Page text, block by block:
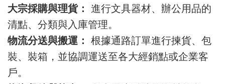
大宗採購與理貨：
進行文具器材、辦公用品的
清點、分類與入庫管理。
物流分送與搬運：
根據通路訂單進行揀貨、包
裝、裝箱，並協調運送至各大經銷點或企業客
戶。